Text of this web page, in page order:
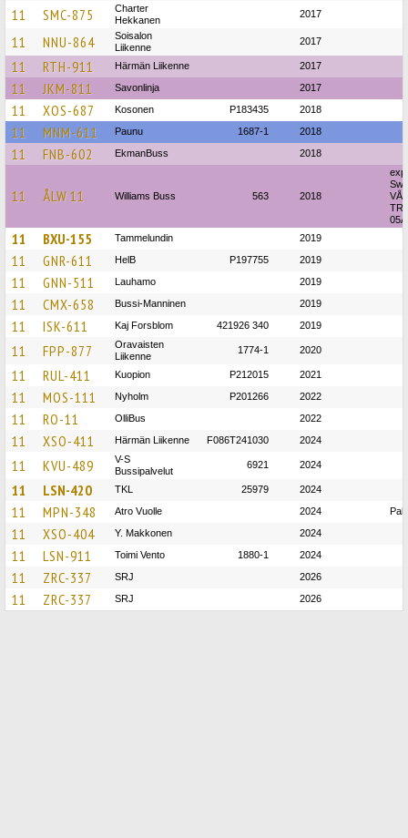
11 SMC-875
Charter
Hekkanen
2017
11 NNU-864
Soisalon
Liikenne
2017
11 RTH-911 Härmän Liikenne 2017
11 JKM-811 Savonlinja 2017
11 XOS-687 Kosonen P183435 2018
11 MNM-611 Paunu 1687-1 2018
11 FNB-602 EkmanBuss 2018
11 ÅLW 11 Williams Buss 563 2018
05A
11 BXU-155 Tammelundin 2019
11 GNR-611 HelB P197755 2019
11 GNN-511 Lauhamo 2019
11 CMX-658 Bussi-Manninen 2019
11 ISK-611 Kaj Forsblom 421926 340 2019
11 FPP-877
Oravaisten
Liikenne
1774-1 2020
11 RUL-411 Kuopion P212015 2021
11 MOS-111 Nyholm P201266 2022
11 RO-11 OlliBus 2022
11 XSO-411 Härmän Liikenne F086T241030 2024
11 KVU-489
V-S
Bussipalvelut
6921 2024
11 LSN-420 TKL 25979 2024
11 MPN-348 Atro Vuolle 2024 Pali
11 XSO-404 Y. Makkonen 2024
11 LSN-911 Toimi Vento 1880-1 2024
11 ZRC-337 SRJ 2026
11 ZRC-337 SRJ 2026